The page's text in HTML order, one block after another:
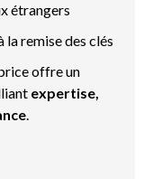
étrangers
la remise des clés
offre un
expertise,
.